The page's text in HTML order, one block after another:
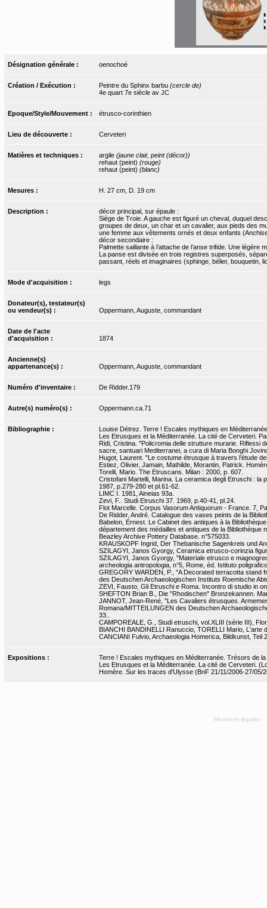
Désignation générale : oenochoé
Création / Exécution : Peintre du Sphinx barbu (cercle de)
4e quart 7e siècle av JC
Epoque/Style/Mouvement : étrusco-corinthien
Lieu de découverte : Cerveteri
Matières et techniques : argile (jaune clair, peint (décor))
rehaut (peint) (rouge)
rehaut (peint) (blanc)
Mesures : H. 27 cm, D. 19 cm
Description :
décor principal, sur épaule :
Siège de Troie. A gauche est figuré un cheval, duquel
groupes de deux, un char et un cavalier, aux pieds des
une femme aux vêtements ornés et deux enfants
décor secondaire :
Palmette saillante à l’attache de l’anse trifide. Une
La panse est divisée en trois registres superposés,
passant, réels et imaginaires (sphinge, bélier, bouquetin,
Mode d'acquisition : legs
Donateur(s), testateur(s)
ou vendeur(s) :
Oppermann, Auguste, commandant
Date de l'acte
d'acquisition :
1874
Ancienne(s)
appartenance(s) :
Oppermann, Auguste, commandant
Numéro d'inventaire : De Ridder.179
Autre(s) numéro(s) : Oppermann.ca.71
Bibliographie :
Louise Détrez. Terre ! Escales mythiques en
Les Etrusques et la Méditerranée. La cité de Cerveteri.
Ridi, Cristina. "Policromia delle strutture murarie. Riflessi
sacre, santuari Mediterranei, a cura di Maria Bonghi
Hugot, Laurent. "Le costume étrusque à travers l’étude
Estiez, Olivier, Jamain, Mathilde, Morantin, Patrick.
Torelli, Mario. The Etruscans. Milan : 2000, p. 607.
Cristofani Martelli, Marina. La ceramica degli Etruschi : la
1987, p.279-280 et pl.61-62.
LIMC I. 1981, Aineias 93a.
Zevi, F.. Studi Etruschi 37. 1969, p.40-41, pl.24.
Flot Marcelle. Corpus Vasorum Antiquorum - France. 7,
De Ridder, André. Catalogue des vases peints de la
Babelon, Ernest. Le Cabinet des antiques à la
département des médailles et antiques de la Bibliothèque
Beazley Archive Pottery Database. n°575033.
KRAUSKOPF Ingrid, Der Thebanische Sagenkreis und
SZILAGYI, Janos Gyorgy, Ceramica etrusco-corinzia
SZILAGYI, Janos Gyorgy, "Materiale etrusco e
archeologia antropologia, n°5, Rome, éd. Istituto
GREGORY WARDEN, P., "A Decorated terracotta stand
des Deutschen Archaeologischen Instituts Roemische
ZEVI, Fausto, Gli Etruschi e Roma. Incontro di studio in
SHEFTON Brian B., Die "Rhodischen" Bronzekannen.
JANNOT, Jean-René, "Les Cavaliers étrusques.
Romana/MITTEILUNGEN des Deutschen
33..
CAMPOREALE, G., Studi etruschi, vol.XLIII (série III),
BIANCHI BANDINELLI Ranuccio, TORELLI Mario, L'arte
CANCIANI Fulvio, Archaeologia Homerica, Bildkunst,
Expositions :
Terre ! Escales mythiques en Méditerranée. Trésors de
Les Etrusques et la Méditerranée. La cité de Cerveteri.
Homère. Sur les traces d'Ulysse (BnF 21/11/2006-27/05/
Mentions légales